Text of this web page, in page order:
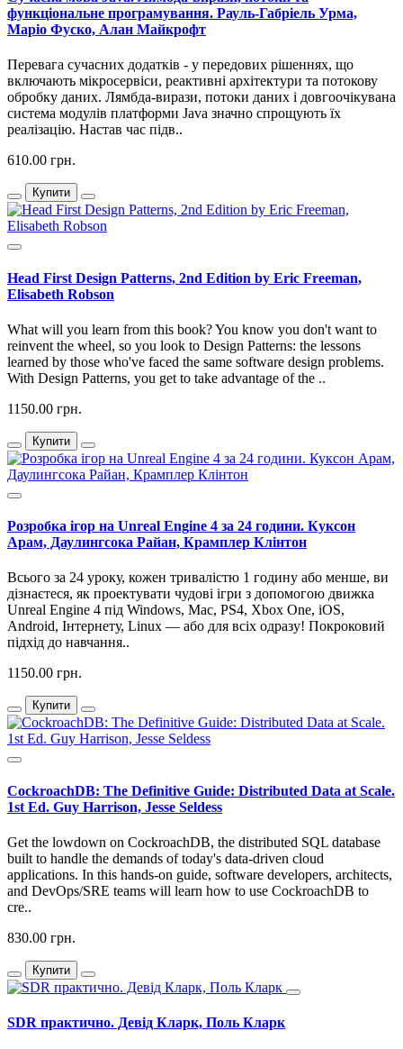
функціональне програмування. Рауль-Габріель Урма,
Маріо Фуско, Алан Майкрофт
Перевага сучасних додатків - у передових рішеннях, що
включають мікросервіси, реактивні архітектури та потокову
обробку даних. Лямбда-вирази, потоки даних і довгоочікувана
система модулів платформи Java значно спрощують їх
реалізацію. Настав час підв..
610.00 грн.
Купити
Head First Design Patterns, 2nd Edition by Eric Freeman,
Elisabeth Robson
What will you learn from this book? You know you don't want to
reinvent the wheel, so you look to Design Patterns: the lessons
learned by those who've faced the same software design problems.
With Design Patterns, you get to take advantage of the ..
1150.00 грн.
Купити
Розробка ігор на Unreal Engine 4 за 24 години. Куксон
Арам, Даулингсока Райан, Крамплер Клінтон
Всього за 24 уроку, кожен тривалістю 1 годину або менше, ви
дізнаєтеся, як проектувати чудові ігри з допомогою движка
Unreal Engine 4 під Windows, Mac, PS4, Xbox One, iOS,
Android, Інтернету, Linux — або для всіх одразу! Покроковий
підхід до навчання..
1150.00 грн.
Купити
CockroachDB: The Definitive Guide: Distributed Data at Scale.
1st Ed. Guy Harrison, Jesse Seldess
Get the lowdown on CockroachDB, the distributed SQL database
built to handle the demands of today's data-driven cloud
applications. In this hands-on guide, software developers, architects,
and DevOps/SRE teams will learn how to use CockroachDB to
cre..
830.00 грн.
Купити
SDR практично. Девід Кларк, Поль Кларк